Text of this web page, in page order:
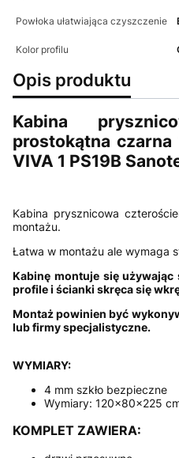
Powłoka ułatwiająca czyszczenie
Kolor profilu
Opis produktu
Kabina
prostokątna
VIVA 1 PS19B
Kabina prysznicowa
montażu.
Łatwa w montażu ale wymaga
Kabinę montuje się
profile i ścianki skręca się
Montaż powinien być
lub firmy specjalistyczne.
WYMIARY:
4 mm szkło bezpieczne
Wymiary: 120x80x225
KOMPLET ZAWIERA: